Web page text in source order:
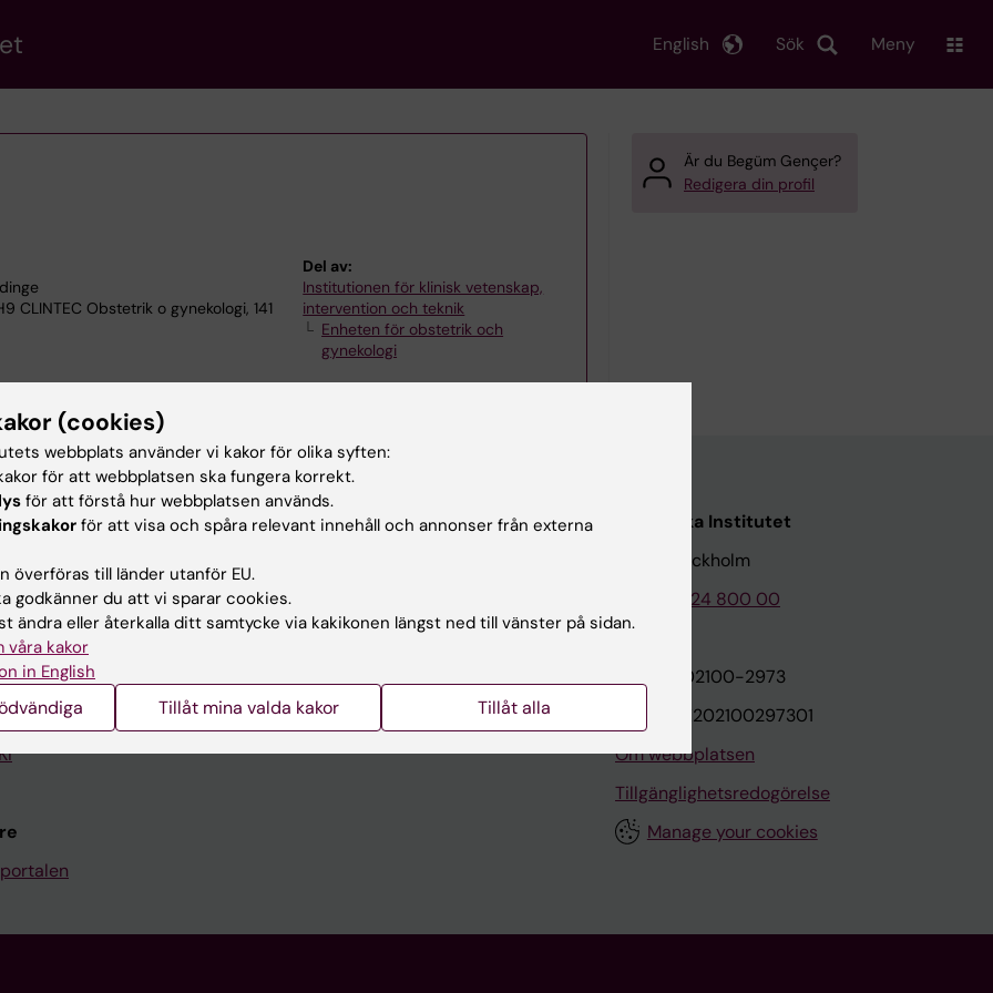
Sök
English Meny
CLINTEC Obstetrik o gynekologi, 141
Del av:
Institutionen för klinisk vetenskap,
intervention och teknik
Enheten för obstetrik och
gynekologi
Är du Begüm Gençer?
Redigera din profil
Kontakta och besök KI
Stöd forskning och utbildning
Kontakta presstjänsten
Karolinska Institutet
171 77 Stockholm
Tel: 08-524 800 00
Org.nr: 202100-2973
VAT.nr: SE202100297301
Om webbplatsen
Tillgänglighetsredogörelse
Manage your cookies
(cookies)
webbplats använder vi kakor för olika syften:
för att webbplatsen ska fungera korrekt.
för att förstå hur webbplatsen används.
för att visa och spåra relevant innehåll och annonser från externa
överföras till länder utanför EU.
godkänner du att vi sparar cookies.
ändra eller återkalla ditt samtycke via kakikonen längst ned till vänster på sidan.
våra kakor
in English
Tillåt mina valda kakor Tillåt alla